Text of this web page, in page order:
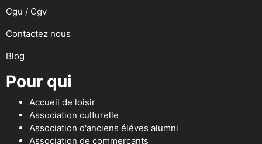
Cgu / Cgv
Contactez nous
Blog
Pour qui
Accueil de loisir
Association culturelle
Association d'anciens éléves alumni
Association de commerçants